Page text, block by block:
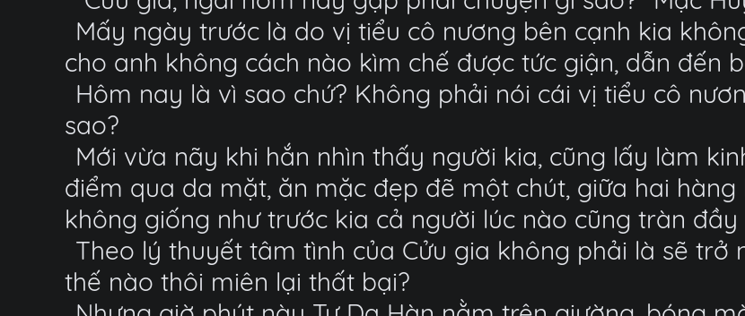
Mấy ngày trước là do vị tiểu cô nương bên cạnh kia
cho anh không cách nào kìm chế được tức giận, dẫn đến
Hôm nay là vì sao chứ? Không phải nói cái vị tiểu cô
sao?
Mới vừa nãy khi hắn nhìn thấy người kia, cũng lấy làm
điểm qua da mặt, ăn mặc đẹp đẽ một chút, giữa hai
không giống như trước kia cả người lúc nào cũng tràn đầy
Theo lý thuyết tâm tình của Cửu gia không phải là sẽ trở
thế nào thôi miên lại thất bại?